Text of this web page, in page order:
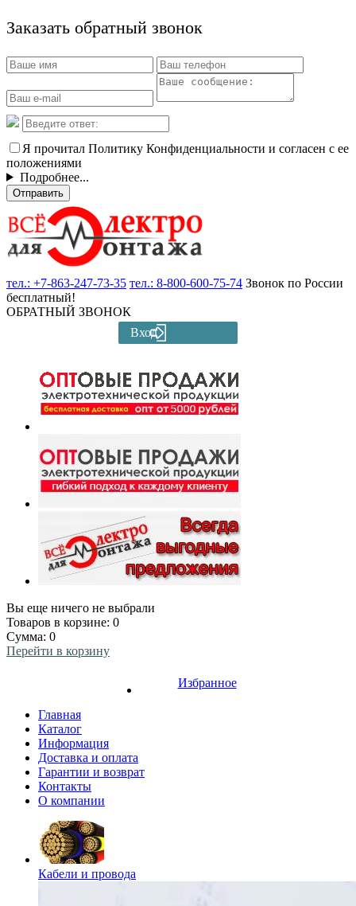
Заказать обратный звонок
Я прочитал Политику Конфиденциальности и согласен с ее
положениями
Подробнее...
Отправить
тел.: +7-863-247-73-35 тел.: 8-800-600-75-74 Звонок по России
бесплатный!
ОБРАТНЫЙ ЗВОНОК
Вход
Вы еще ничего не выбрали
Товаров в корзине: 0
Сумма: 0
Перейти в корзину
Избранное
Главная
Каталог
Информация
Доставка и оплата
Гарантии и возврат
Контакты
О компании
Кабели и провода